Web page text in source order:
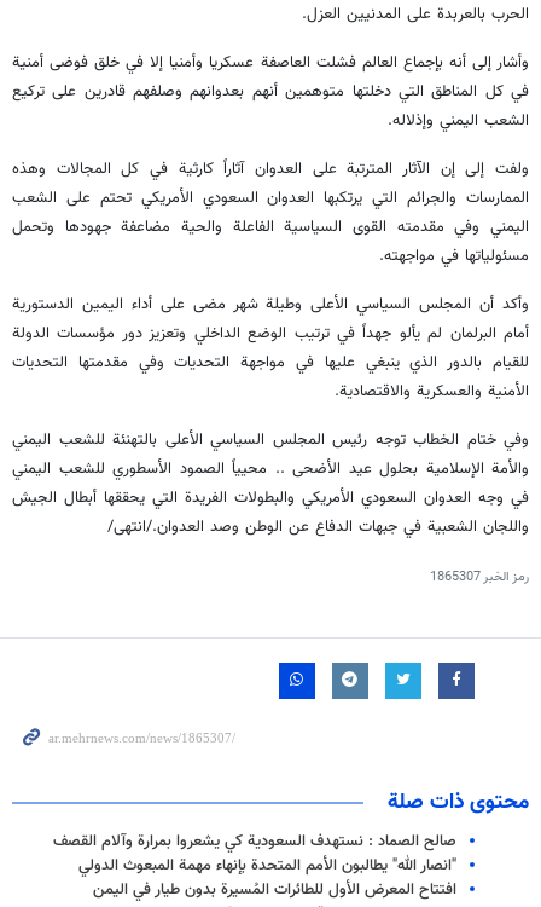
الحرب بالعربدة على المدنيين العزل.
وأشار إلى أنه بإجماع العالم فشلت العاصفة عسكريا وأمنيا إلا في خلق فوضى أمنية
في كل المناطق التي دخلتها متوهمين أنهم بعدوانهم وصلفهم قادرين على تركيع
الشعب اليمني وإذلاله.
ولفت إلى إن الآثار المترتبة على العدوان آثاراً كارثية في كل المجالات وهذه
الممارسات والجرائم التي يرتكبها العدوان السعودي الأمريكي تحتم على الشعب
اليمني وفي مقدمته القوى السياسية الفاعلة والحية مضاعفة جهودها وتحمل
مسئولياتها في مواجهته.
وأكد أن المجلس السياسي الأعلى وطيلة شهر مضى على أداء اليمين الدستورية
أمام البرلمان لم يألو جهداً في ترتيب الوضع الداخلي وتعزيز دور مؤسسات الدولة
للقيام بالدور الذي ينبغي عليها في مواجهة التحديات وفي مقدمتها التحديات
الأمنية والعسكرية والاقتصادية.
وفي ختام الخطاب توجه رئيس المجلس السياسي الأعلى بالتهنئة للشعب اليمني
والأمة الإسلامية بحلول عيد الأضحى .. محيياً الصمود الأسطوري للشعب اليمني
في وجه العدوان السعودي الأمريكي والبطولات الفريدة التي يحققها أبطال الجيش
واللجان الشعبية في جبهات الدفاع عن الوطن وصد العدوان./انتهى/
رمز الخبر1865307
محتوى ذات صلة
صالح الصماد : نستهدف السعودية كي يشعروا بمرارة وآلام القصف
"انصار الله" يطالبون الأمم المتحدة بإنهاء مهمة المبعوث الدولي
افتتاح المعرض الأول للطائرات المُسيرة بدون طيار في اليمن